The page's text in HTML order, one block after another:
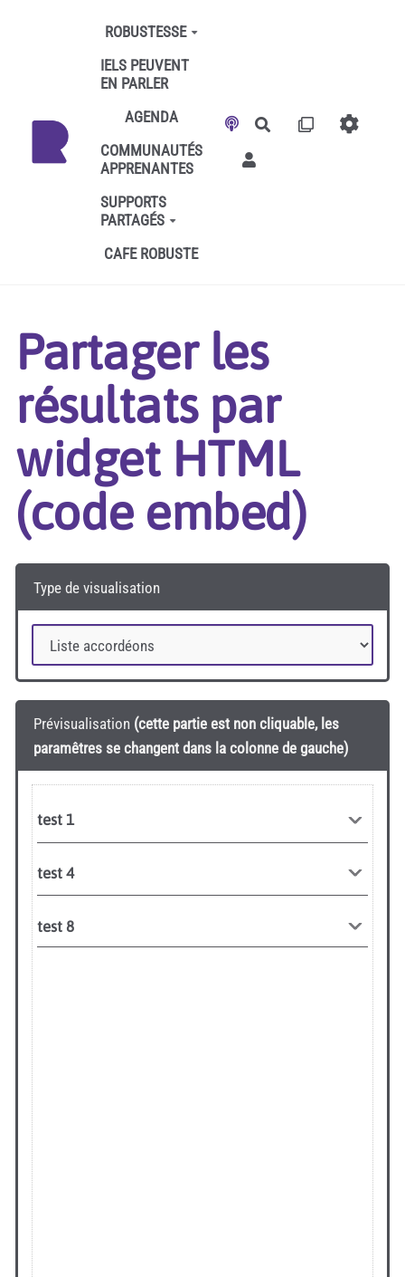
Aller au contenu principal
ROBUSTESSE
IELS PEUVENT
EN PARLER
AGENDA
COMMUNAUTÉS
APPRENANTES
SUPPORTS
PARTAGÉS
CAFE ROBUSTE
Rechercher
Partager les
résultats par
widget HTML
(code embed)
Type de visualisation
Prévisualisation (cette partie est non cliquable, les
paramêtres se changent dans la colonne de gauche)